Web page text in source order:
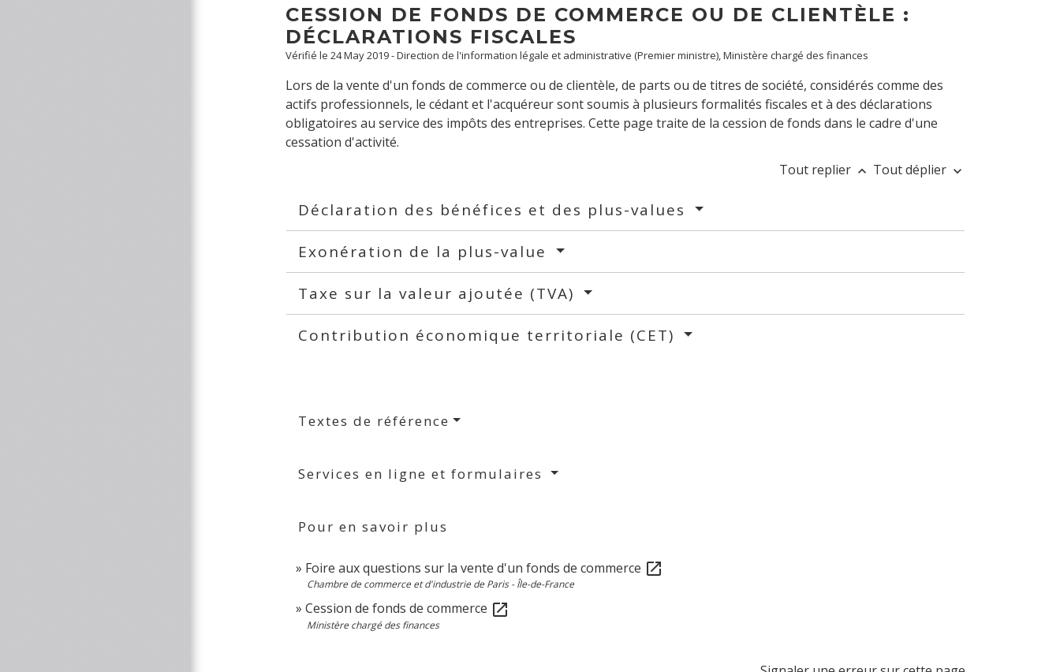
CESSION DE FONDS DE COMMERCE OU DE CLIENTÈLE :
DÉCLARATIONS FISCALES
Vérifié le 24 May 2019 - Direction de l'information légale et administrative (Premier ministre), Ministère chargé des finances
Lors de la vente d'un fonds de commerce ou de clientèle, de parts ou de titres de société, considérés comme des
actifs professionnels, le cédant et l'acquéreur sont soumis à plusieurs formalités fiscales et à des déclarations
obligatoires au service des impôts des entreprises. Cette page traite de la cession de fonds dans le cadre d'une
cessation d'activité.
Tout replier keyboard_arrow_up Tout déplier keyboard_arrow_down
Déclaration des bénéfices et des plus-values
Exonération de la plus-value
Taxe sur la valeur ajoutée (TVA)
Contribution économique territoriale (CET)
Textes de référence
Services en ligne et formulaires
Pour en savoir plus
Foire aux questions sur la vente d'un fonds de commerce open_in_new
Chambre de commerce et d'industrie de Paris - Île-de-France
Cession de fonds de commerce open_in_new
Ministère chargé des finances